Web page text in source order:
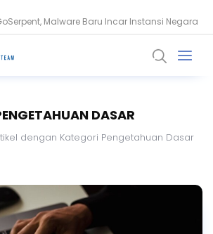
Malware Baru Incar Instansi Negara
Adversarial? Ini Cara Kerja dan Risikonya
DASAR
dengan Kategori Pengetahuan Dasar